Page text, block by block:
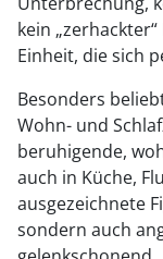
kein
Einheit, die sich
Besonders
Wohn- und
beruhigende,
auch in Küche,
ausgezeichnete
sondern auch